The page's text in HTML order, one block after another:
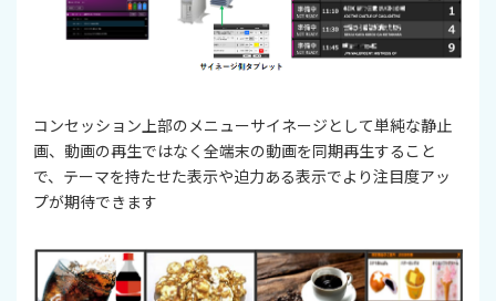
コンセッション上部のメニューサイネージとして単純な静止
画、動画の再生ではなく全端末の動画を同期再生すること
で、テーマを持たせた表示や迫力ある表示でより注目度アッ
プが期待できます